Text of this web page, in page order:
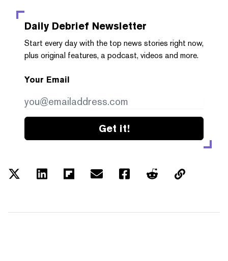
Daily Debrief Newsletter
Start every day with the top news stories right now,
plus original features, a podcast, videos and more.
Your Email
Get it!